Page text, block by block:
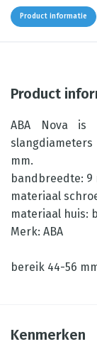
Product informatie
Product
ABA Nova is
mm.
bandbreedte: 9
materiaal
materiaal huis:
Merk: ABA
bereik 44-56
Kenmerken